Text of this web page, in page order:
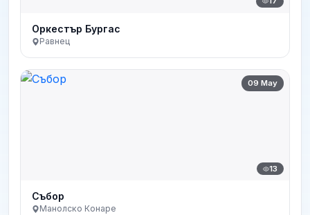
Оркестър Бургас
Равнец
09 May
13
Събор
Манолско Конаре